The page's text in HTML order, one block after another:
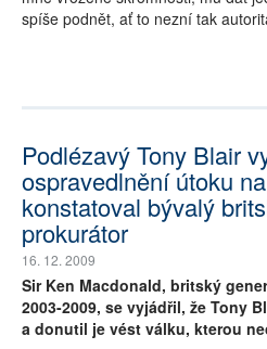
spíše podnět, ať to nezní tak
Podlézavý Tony Blair
ospravedlnění útoku
konstatoval bývalý
prokurátor
16. 12. 2009
Sir Ken Macdonald, britský
2003-2009, se vyjádřil, že Tony
a donutil je vést válku, kterou